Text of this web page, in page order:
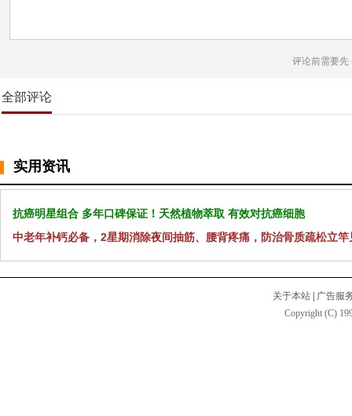
评论前需要先
全部评论
实用资讯
抗癌明星组合 多年口碑保证！天然植物萃取 有效对抗癌细胞
中老年补钙必备，2星期消除夜间抽筋、腰背疼痛，防治骨质疏松立竿
关于本站
广告服
Copyright (C)